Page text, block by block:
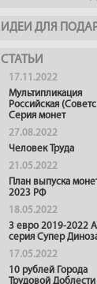
ИДЕИ ДЛЯ
СТАТЬИ
17.11.2022
Мультипликация
Российская
Серия монет
27.08.2022
Человек Труда
21.05.2022
План выпуска
2023 РФ
18.05.2022
3 евро 2019-2022
серия Супер
17.05.2022
10 рублей Города
Трудовой Доблести